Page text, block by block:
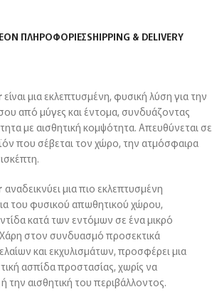
ΠΛΗΡΟΦΟΡΊΕΣSHIPPING & DELIVERY
είναι μια εκλεπτυσμένη, φυσική λύση για την
από μύγες και έντομα, συνδυάζοντας
με αισθητική κομψότητα. Απευθύνεται σε
που σέβεται τον χώρο, την ατμόσφαιρα
αναδεικνύει μια πιο εκλεπτυσμένη
του φυσικού απωθητικού χώρου,
κατά των εντόμων σε ένα μικρό
στον συνδυασμό προσεκτικά
και εκχυλισμάτων, προσφέρει μια
ασπίδα προστασίας, χωρίς να
την αισθητική του περιβάλλοντος.